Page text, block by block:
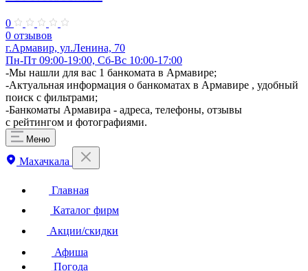
0
0 отзывов
г.Армавир, ул.Ленина, 70
Пн-Пт 09:00-19:00, Сб-Вс 10:00-17:00
-Мы нашли для вас 1 банкомата в Армавире;
-Актуальная информация о банкоматах в Армавире , удобный
поиск с фильтрами;
-Банкоматы Армавира - адреса, телефоны, отзывы
с рейтингом и фотографиями.
Меню
Махачкала
Главная
Каталог фирм
Акции/скидки
Афиша
Погода